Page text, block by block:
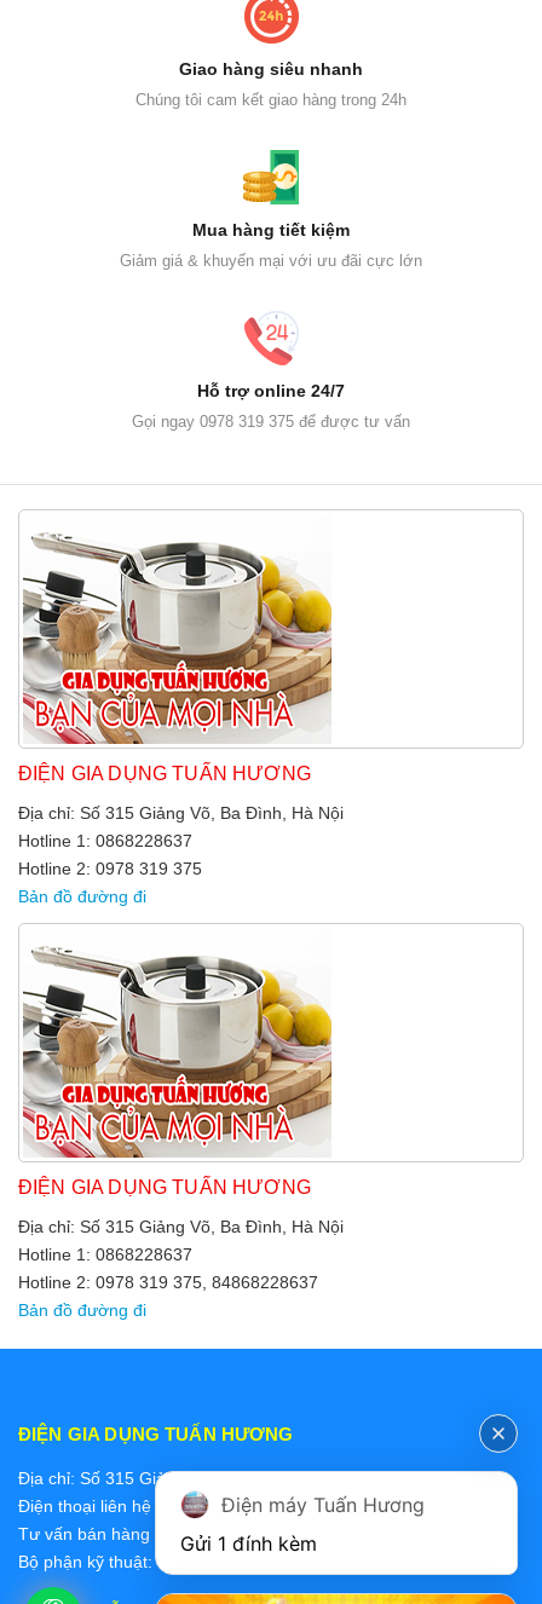
Giao hàng siêu nhanh
Chúng tôi cam kết giao hàng trong 24h
Mua hàng tiết kiệm
Giảm giá & khuyến mại với ưu đãi cực lớn
Hỗ trợ online 24/7
Gọi ngay 0978 319 375 để được tư vấn
ĐIỆN GIA DỤNG TUẤN HƯƠNG
Địa chỉ: Số 315 Giảng Võ, Ba Đình, Hà Nội
Hotline 1: 0868228637
Hotline 2: 0978 319 375
Bản đồ đường đi
ĐIỆN GIA DỤNG TUẤN HƯƠNG
Địa chỉ: Số 315 Giảng Võ, Ba Đình, Hà Nội
Hotline 1: 0868228637
Hotline 2: 0978 319 375, 84868228637
Bản đồ đường đi
ĐIỆN GIA DỤNG TUẤN HƯƠNG
Địa chỉ: Số 315 Giảng Võ, Ba Đình, Hà Nội
Điện thoại liên hệ các bộ phận:
Tư vấn bán hàng 2: 0868228637
Bộ phận kỹ thuật: 0978 319 375
Điện máy Tuấn Hương
Gửi 1 đính kèm